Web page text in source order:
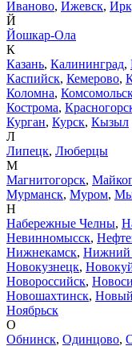
Иваново, Ижевск,
Й
Йошкар-Ола
К
Казань, Калининград,
Каспийск, Кемерово,
Коломна,
Кострома,
Курган, Курск, Кызыл
Л
Липецк, Люберцы
М
Магнитогорск,
Мурманск, Муром,
Н
Набережные Челны,
Невинномысск,
Нижнекамск, Нижний
Новокузнецк,
Новороссийск,
Новошахтинск,
Ноябрьск
О
Обнинск, Одинцово,